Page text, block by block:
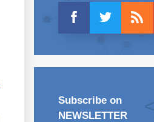
Subscribe on
NEWSLETTER